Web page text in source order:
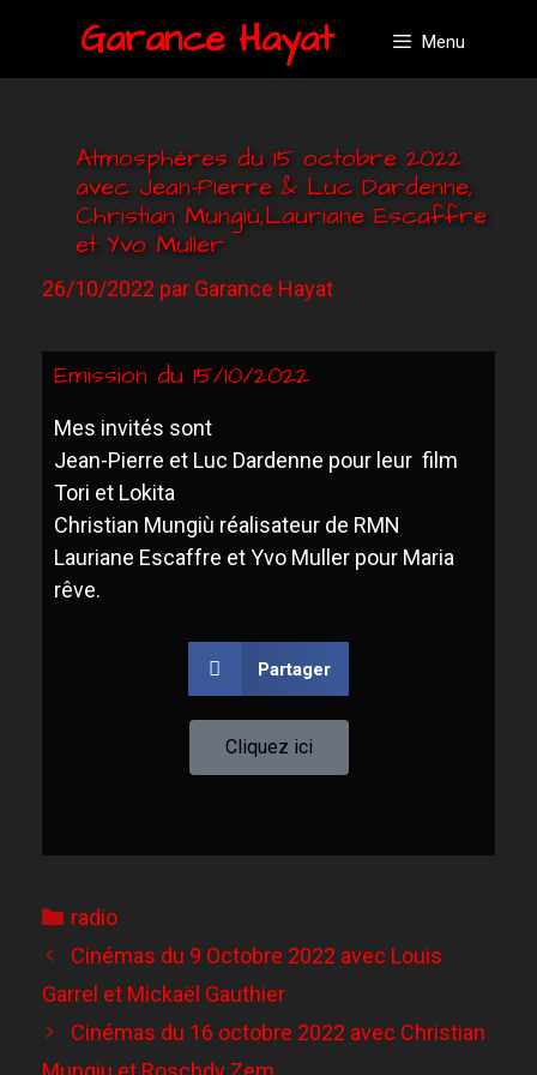
Garance Hayat Menu
Atmosphères du 15 octobre 2022
avec Jean-Pierre & Luc Dardenne,
Christian Mungiù,Lauriane Escaffre
et Yvo Muller
26/10/2022 par Garance Hayat
Emission du 15/10/2022
Mes invités sont
Jean-Pierre et Luc Dardenne pour leur film
Tori et Lokita
Christian Mungiù réalisateur de RMN
Lauriane Escaffre et Yvo Muller pour Maria
rêve.
Partager
Cliquez ici
radio
Cinémas du 9 Octobre 2022 avec Louis
Garrel et Mickaël Gauthier
Cinémas du 16 octobre 2022 avec Christian